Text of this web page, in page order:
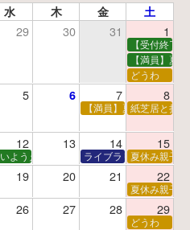
水 木 金 土
29 30 31 1
【受付終了
【満員】夏
どうわ
5 6 7 8
ークショップ 【満員】夏休み科学あ
紙芝居と折
12 13 14 15
】夏休みおはなし工作会
ようえほん ライブラリーシアター
夏休み親子
19 20 21 22
創立100年 夏休み親子
26 27 28 29
どうわ